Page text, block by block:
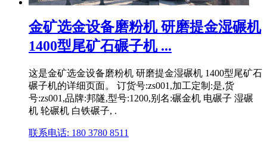
金矿选金设备磨粉机 研磨提金湿碾机
1400型尾矿石碾子机 ...
这是金矿选金设备磨粉机 研磨提金湿碾机 1400型尾矿石
碾子机的详细页面。 订货号:zs001,加工定制:是,货
号:zs001,品牌:邦隧,型号:1200,别名:碾金机 电碾子 湿碾
机 轮碾机 白铁碾子, .
联系电话: 180 3780 8511